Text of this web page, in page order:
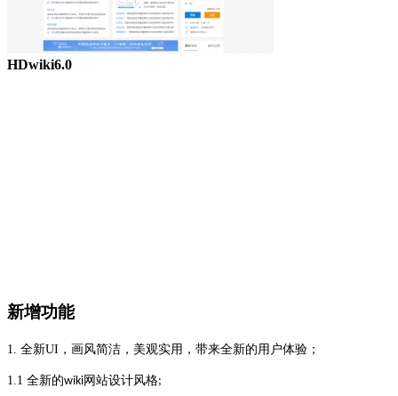
HDwiki6.0
新增功能
1. 全新UI ，画风简洁，美观实用，带来全新的用户体验；
1.1 全新的wiki网站设计风格;